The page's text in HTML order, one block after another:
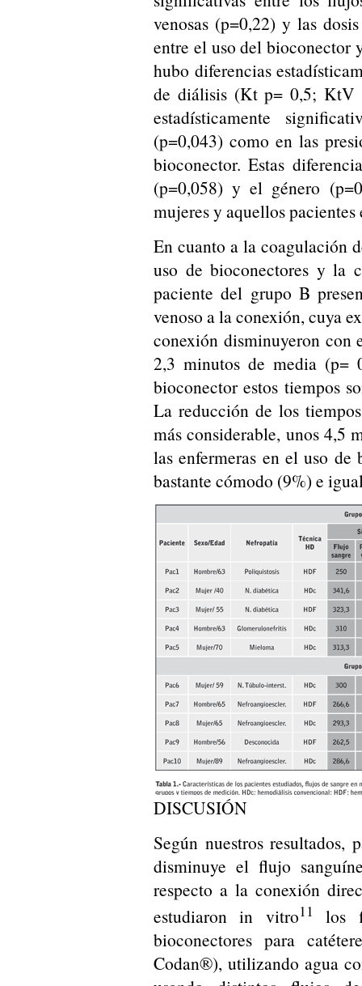
venosas (p=0,22) y las
entre el uso del bioconector
hubo diferencias
de diálisis (Kt p= 0,5; KtV
estadísticamente
(p=0,043) como en las
bioconector. Estas
(p=0,058) y el género
mujeres y aquellos
En cuanto a la coagulación
uso de bioconectores y la
paciente del grupo B
venoso a la conexión, cuya
conexión disminuyeron con
2,3 minutos de media (p=
bioconector estos tiempos
La reducción de los
más considerable, unos 4,5
las enfermeras en el uso
bastante cómodo (9%) e
DISCUSIÓN
Según nuestros
disminuye el flujo
respecto a la conexión
estudiaron in vitro11
los
bioconectores para
Codan®), utilizando agua